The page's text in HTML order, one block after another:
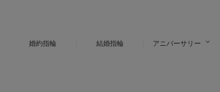
婚約指輪 結婚指輪 アニバーサリー